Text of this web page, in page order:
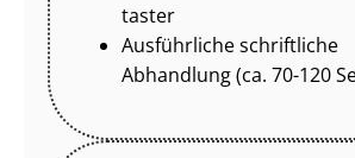
tas­ter
Ausführliche schriftliche
Abhandlung (ca. 70-120